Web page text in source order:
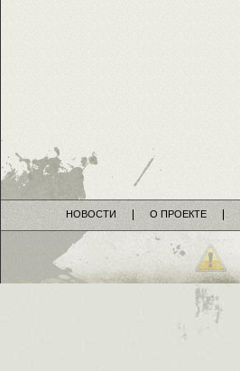
НОВОСТИ О ПРОЕКТЕ